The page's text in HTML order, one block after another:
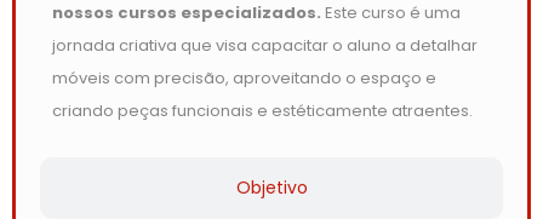
Objetivo
nossos cursos especializados. Este curso é uma
jornada criativa que visa capacitar o aluno a detalhar
móveis com precisão, aproveitando o espaço e
criando peças funcionais e estéticamente atraentes.